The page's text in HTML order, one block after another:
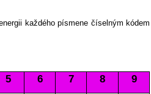
každého písmene číselným kódem
5 6 7 8
9